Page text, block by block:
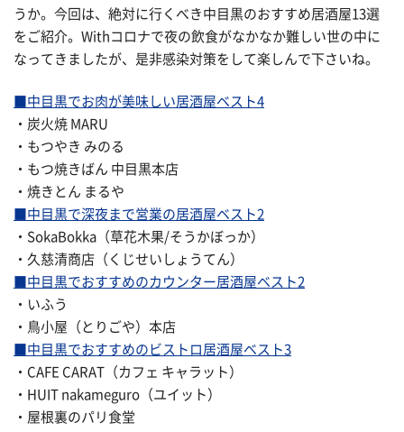
うか。今回は、絶対に行くべき中目黒のおすすめ居酒屋13選
をご紹介。Withコロナで夜の飲食がなかなか難しい世の中に
なってきましたが、是非感染対策をして楽しんで下さいね。
■中目黒でお肉が美味しい居酒屋ベスト4
・炭火焼 MARU
・もつやき みのる
・もつ焼きばん 中目黒本店
・焼きとん まるや
■中目黒で深夜まで営業の居酒屋ベスト2
・SokaBokka（草花木果/そうかぼっか）
・久慈清商店（くじせいしょうてん）
■中目黒でおすすめのカウンター居酒屋ベスト2
・いふう
・鳥小屋（とりごや）本店
■中目黒でおすすめのビストロ居酒屋ベスト3
・CAFE CARAT（カフェ キャラット）
・HUIT nakameguro（ユイット）
・屋根裏のパリ食堂